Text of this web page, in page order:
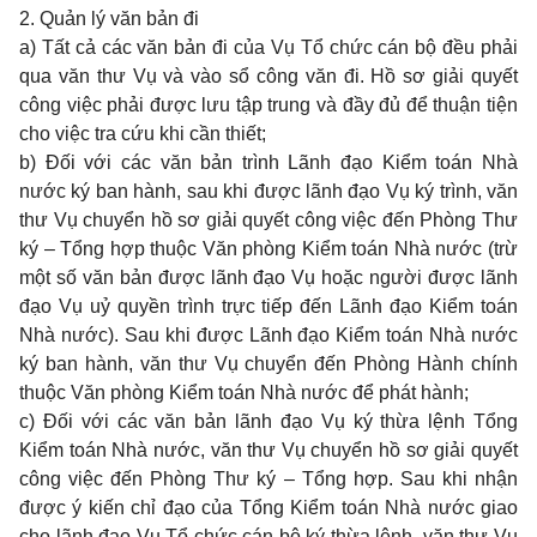
2. Quản lý văn bản đi
a) Tất cả các văn bản đi của Vụ Tổ chức cán bộ đều phải
qua văn thư Vụ và vào sổ công văn đi. Hồ sơ giải quyết
công việc phải được lưu tập trung và đầy đủ để thuận tiện
cho việc tra cứu khi cần thiết;
b) Đối với các văn bản trình Lãnh đạo Kiểm toán Nhà
nước ký ban hành, sau khi được lãnh đạo Vụ ký trình, văn
thư Vụ chuyển hồ sơ giải quyết công việc đến Phòng Thư
ký – Tổng hợp thuộc Văn phòng Kiểm toán Nhà nước (trừ
một số văn bản được lãnh đạo Vụ hoặc người được lãnh
đạo Vụ uỷ quyền trình trực tiếp đến Lãnh đạo Kiểm toán
Nhà nước). Sau khi được Lãnh đạo Kiểm toán Nhà nước
ký ban hành, văn thư Vụ chuyển đến Phòng Hành chính
thuộc Văn phòng Kiểm toán Nhà nước để phát hành;
c) Đối với các văn bản lãnh đạo Vụ ký thừa lệnh Tổng
Kiểm toán Nhà nước, văn thư Vụ chuyển hồ sơ giải quyết
công việc đến Phòng Thư ký – Tổng hợp. Sau khi nhận
được ý kiến chỉ đạo của Tổng Kiểm toán Nhà nước giao